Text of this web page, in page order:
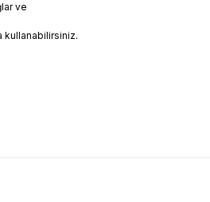
ve
kullanabilirsiniz.